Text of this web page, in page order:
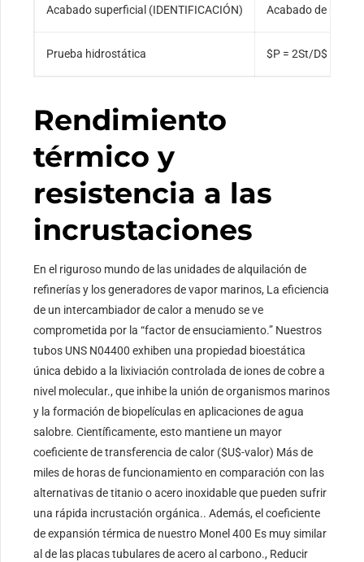
Acabado superficial (IDENTIFICACIÓN) Acabado de
Prueba hidrostática $P = 2St/D$
Rendimiento
térmico y
resistencia a las
incrustaciones
En el riguroso mundo de las unidades de alquilación de
refinerías y los generadores de vapor marinos, La eficiencia
de un intercambiador de calor a menudo se ve
comprometida por la “factor de ensuciamiento.” Nuestros
tubos UNS N04400 exhiben una propiedad bioestática
única debido a la lixiviación controlada de iones de cobre a
nivel molecular., que inhibe la unión de organismos marinos
y la formación de biopelículas en aplicaciones de agua
salobre. Científicamente, esto mantiene un mayor
coeficiente de transferencia de calor ($U$-valor) Más de
miles de horas de funcionamiento en comparación con las
alternativas de titanio o acero inoxidable que pueden sufrir
una rápida incrustación orgánica.. Además, el coeficiente
de expansión térmica de nuestro Monel 400 Es muy similar
al de las placas tubulares de acero al carbono., Reducir